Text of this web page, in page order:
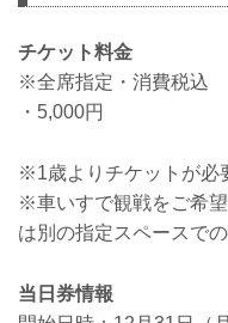
チケット料金
※全席指定・消費税込
・5,000円
※1歳よりチケットが必
※車いすで観戦をご希
は別の指定スペースで
当日券情報